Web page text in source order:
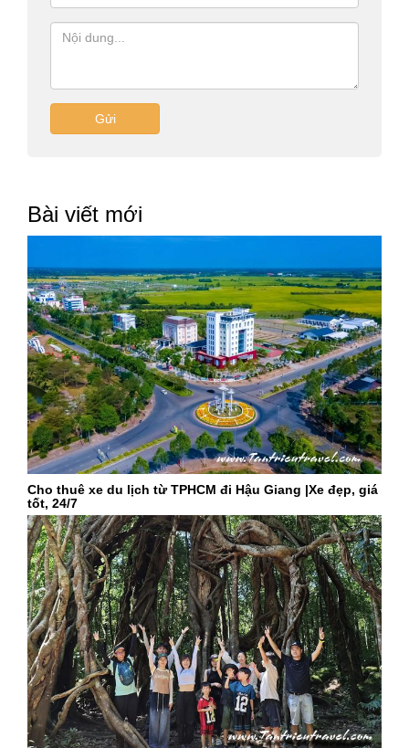
cần tư vấn đặt xe vui lòng gọi 0906035680 nhân viên tư
vấn ngay ạ.
Hồng Trúc
NH
Chào bạn, bạn cần xe đi vào thời gian nào cần tư vấn đặt
xe vui lòng liên hệ 0906035680 nhân viên tư vấn ngay ạ.
Trả lời
Thích (0)
NG
ngọc minh
chúng tôi muốn có xe 4 khách sáng đi, chiều về như Vũng
Tàu , Long Hải..cần tài xế lái.
Trả lời
Thích (1)
NH
Nhân Viên Tân Triều
dạ, mình cần xe bao nhiêu chổ và khi nào đi ạ cần tư vấn
đặt xe ngay vui lòng liên hệ 0906035680 nhân viên tư vấn
ngay ạ.
Trả lời
Thích (0)
CH
Chi 芝
dạ cho e hỏi bên mình có làm xe du lịch 29c, 45 chỗ không
Gửi
Bài viết mới
Cho thuê xe du lịch từ TPHCM đi Hậu Giang |Xe đẹp, giá
tốt, 24/7